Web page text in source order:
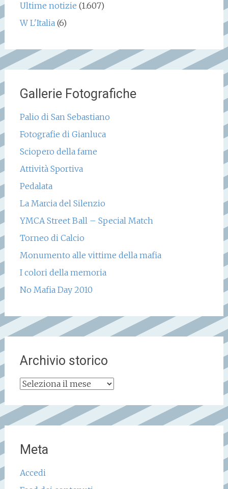
Ultime notizie (1.607)
W L'Italia(6)
Gallerie Fotografiche
Palio di San Sebastiano
Fotografie di Gianluca
Sciopero della fame
Attività Sportiva
Pedalata
La Marcia del Silenzio
YMCA Street Ball – Special Match
Torneo di Calcio
Monumento alle vittime della mafia
I colori della memoria
No Mafia Day 2010
Archivio storico
Archivio
Meta
Accedi